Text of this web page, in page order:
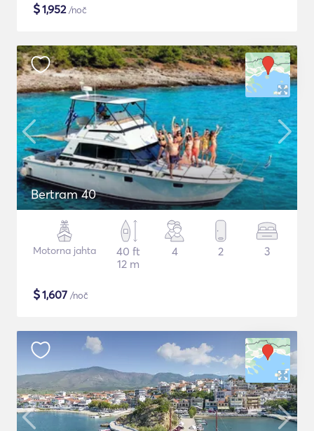
$1,952/noč
Bertram 40
Motorna jahta
40 ft
12 m
4 2 3
$1,607 /noč